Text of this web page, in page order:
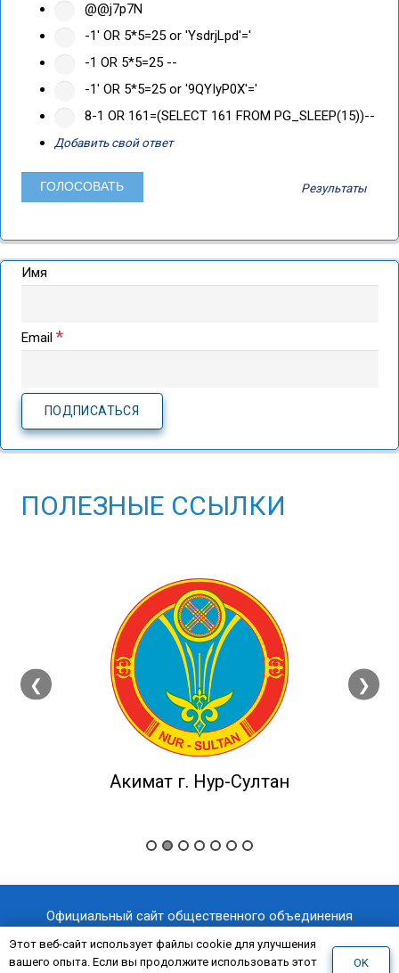
@@j7p7N
-1' OR 5*5=25 or 'YsdrjLpd'='
-1 OR 5*5=25 --
-1' OR 5*5=25 or '9QYIyP0X'='
8-1 OR 161=(SELECT 161 FROM PG_SLEEP(15))--
Добавить свой ответ
Результаты
Имя
Email *
ПОЛЕЗНЫЕ ССЫЛКИ
❮
Акимат г. Нур-Султан
❯
Официальный сайт общественного объединения
«Казахстанский отраслевой профессиональный союз
работников здравоохранения«AQNİET
Этот веб-сайт использует файлы cookie для улучшения
вашего опыта. Если вы продолжите использовать этот
OK